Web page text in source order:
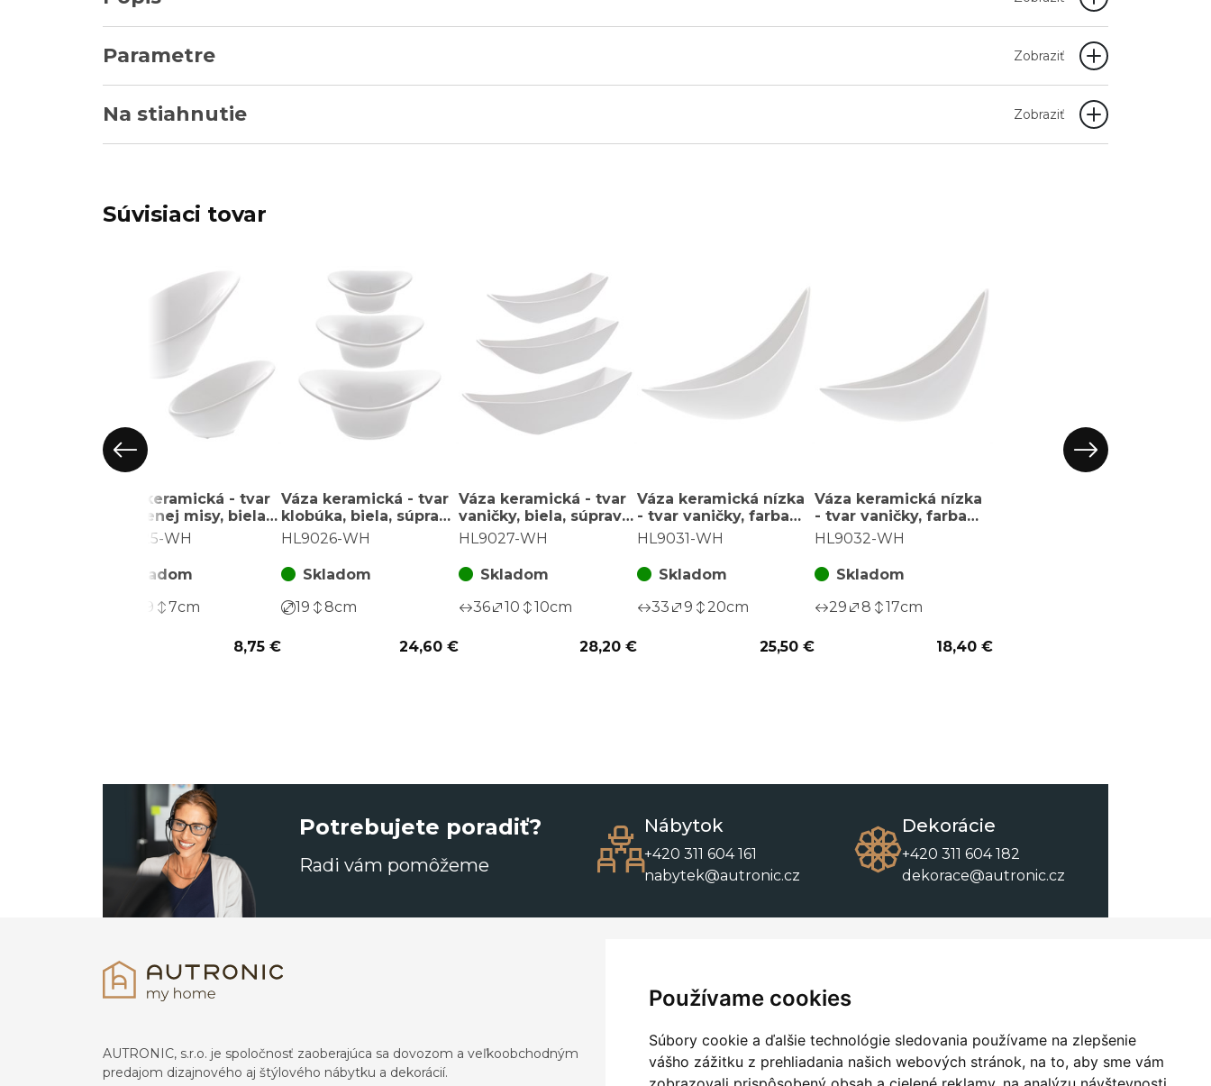
Používame cookies
Súbory cookie a ďalšie technológie sledovania používame na zlepšenie
vášho zážitku z prehliadania našich webových stránok, na to, aby sme vám
Parametre Zobraziť
Na stiahnutie Zobraziť
Súvisiaci tovar
Váza keramická - tvar
zaoblenej misy, biela,
súprava 2 ks
HL9025-WH
Skladom
9 7cm
8,75 €
Váza keramická - tvar
klobúka, biela, súprava
3 ks
HL9026-WH
Skladom
19
8cm
24,60 €
Váza keramická - tvar
vaničky, biela, súprava
3 ks
HL9027-WH
Skladom
36
10 10cm
28,20 €
Váza keramická nízka
- tvar vaničky, farba
biela
HL9031-WH
Skladom
33
9 20cm
25,50 €
Váza keramická nízka
- tvar vaničky, farba
biela
HL9032-WH
Skladom
29
8 17cm
18,40 €
Potrebujete poradiť?
Radi vám pomôžeme
Nábytok
+420 311 604 161
nabytek@autronic.cz
Dekorácie
+420 311 604 182
dekorace@autronic.cz
AUTRONIC, s.r.o. je spoločnosť zaoberajúca sa dovozom a veľkoobchodným
predajom dizajnového aj štýlového nábytku a dekorácií.
Kontakty